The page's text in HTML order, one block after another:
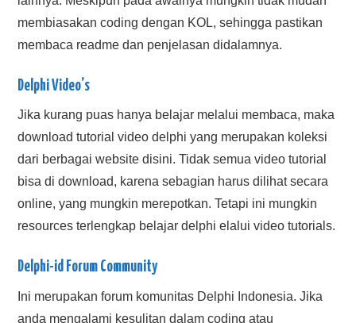
membiasakan coding dengan KOL, sehingga pastikan
membaca readme dan penjelasan didalamnya.
Delphi Video’s
Jika kurang puas hanya belajar melalui membaca, maka
download tutorial video delphi yang merupakan koleksi
dari berbagai website disini. Tidak semua video tutorial
bisa di download, karena sebagian harus dilihat secara
online, yang mungkin merepotkan. Tetapi ini mungkin
resources terlengkap belajar delphi elalui video tutorials.
Delphi-id Forum Community
Ini merupakan forum komunitas Delphi Indonesia. Jika
anda mengalami kesulitan dalam coding atau